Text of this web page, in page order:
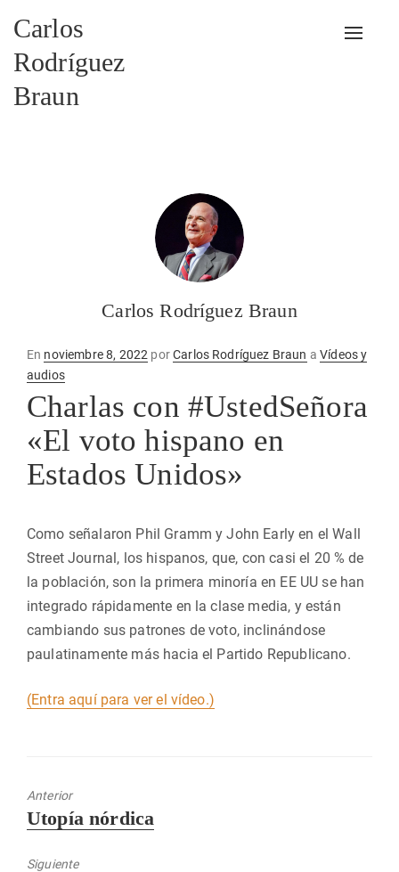
Carlos
Rodríguez
Braun
Carlos Rodríguez Braun
En Publicado
en
noviembre 8, 2022 porCarlos Rodríguez Braun aVídeos y
audios
Charlas con #UstedSeñora
«El voto hispano en
Estados Unidos»
Como señalaron Phil Gramm y John Early en el Wall
Street Journal, los hispanos, que, con casi el 20 % de
la población, son la primera minoría en EE UU se han
integrado rápidamente en la clase media, y están
cambiando sus patrones de voto, inclinándose
paulatinamente más hacia el Partido Republicano.
(Entra aquí para ver el vídeo.)
Anterior
Entrada
Utopía nórdica
Siguiente